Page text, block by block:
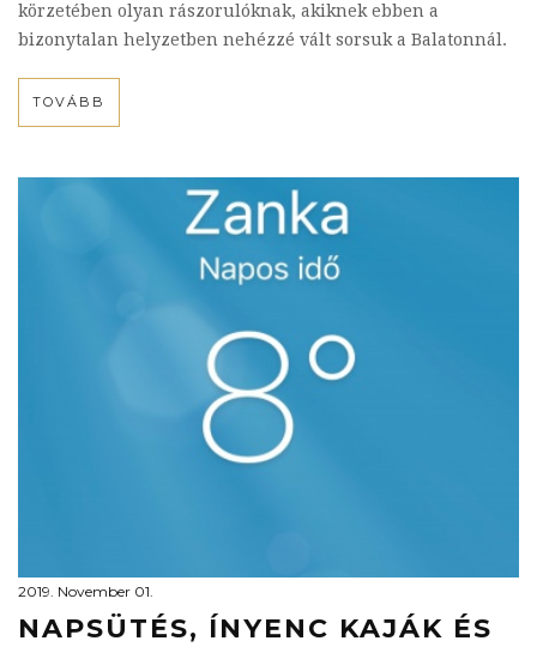
körzetében olyan rászorulóknak, akiknek ebben a
bizonytalan helyzetben nehézzé vált sorsuk a Balatonnál.
TOVÁBB
2019. November 01.
NAPSÜTÉS, ÍNYENC KAJÁK ÉS